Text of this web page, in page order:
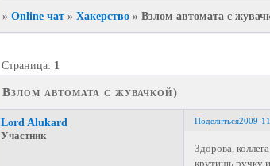
» Online чат » Хакерство » Взлом автомата с
Взлом автомата с жувачкой)
Страница: 1
Поделиться2009-
Lord Alukard
Участник
Здорова,
крутишь ручку и